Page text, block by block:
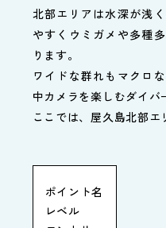
北部エリアは水深が浅
やすくウミガメや多種
ります。
ワイドな群れもマクロ
中カメラを楽しむダイバ
ここでは、屋久島北部エ
ポイント名
レベル